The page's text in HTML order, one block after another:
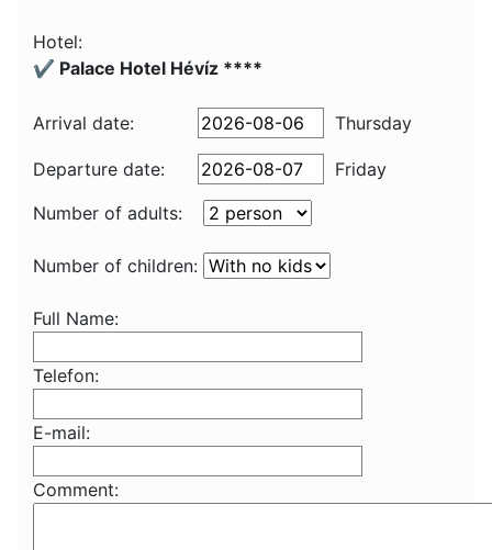
Hotel:
✔️ Palace Hotel Hévíz ****
Arrival date: Thursday
Departure date:
Friday
Number of adults:
Number of children:
Full Name:
Telefon:
E-mail:
Comment: